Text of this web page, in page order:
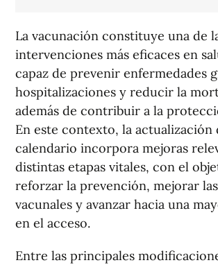
La vacunación constituye una de
intervenciones más eficaces en
capaz de prevenir enfermedades
hospitalizaciones y reducir la
además de contribuir a la
En este contexto, la actualización
calendario incorpora mejoras
distintas etapas vitales, con el
reforzar la prevención, mejorar
vacunales y avanzar hacia una
en el acceso.
Entre las principales